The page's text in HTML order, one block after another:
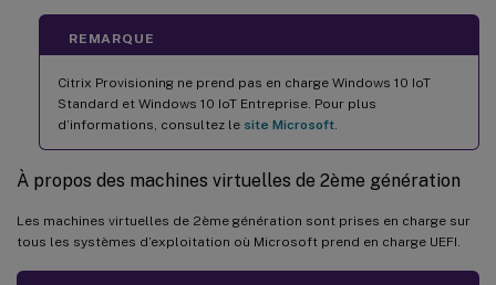
REMARQUE
Citrix Provisioning ne prend pas en charge Windows 10 IoT
Standard et Windows 10 IoT Entreprise. Pour plus
d’informations, consultez le site Microsoft
À propos des machines virtuelles de 2ème génération
Les machines virtuelles de 2ème génération sont prises en charge sur
tous les systèmes d’exploitation où Microsoft prend en charge UEFI.